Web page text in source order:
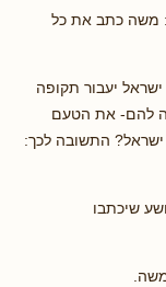
משה כתב את כל
יעבור תקופה
להם- את הטעם
ישראל? התשובה לכך:
שיכתבו